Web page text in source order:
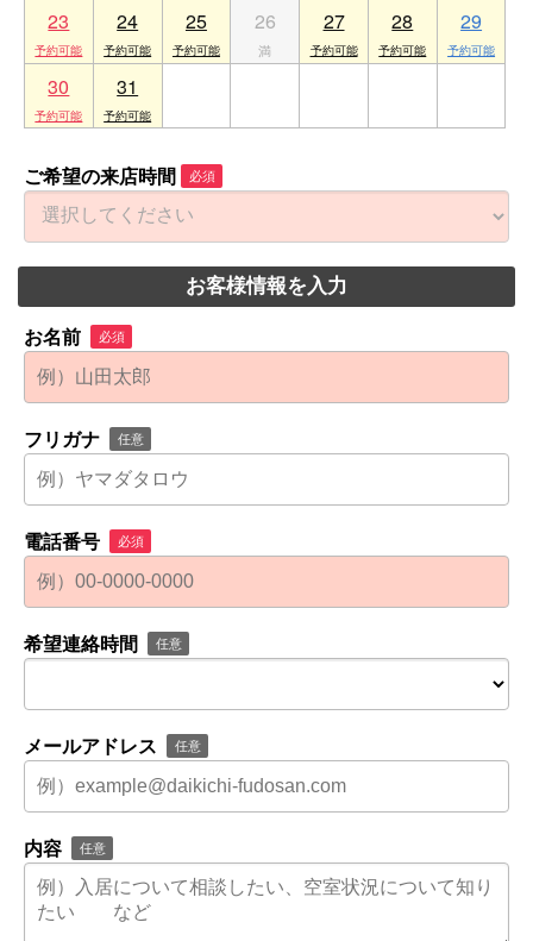
23 24 25 26 27 28 29
30 31
ご希望の来店時間 必須
お客様情報を入力
お名前 必須
フリガナ 任意
電話番号 必須
希望連絡時間 任意
メールアドレス 任意
内容 任意